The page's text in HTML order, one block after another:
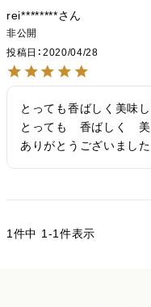
rei********
非公開
投稿日
2020/04/28
とっても香ばしく美味
とっても　香ばしく　
ありがとうございました
1件中 1-1件表示